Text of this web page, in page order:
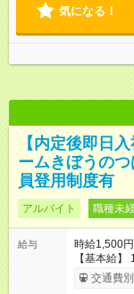
気になる！
【内定後即日
ームきぼうの
員登用制度有
アルバイト 職種未
給与
時給1,500
【基本給】
回｜4月 前年
生した場合
交通費